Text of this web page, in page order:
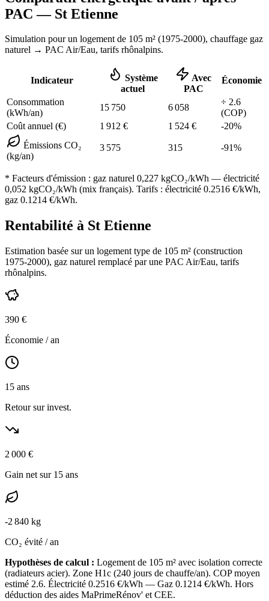
PAC — St Etienne
Simulation pour un logement de 105 m² (1975-2000), chauffage gaz
naturel → PAC Air/Eau, tarifs rhônalpins.
Indicateur
Système
actuel
Avec
PAC
Économie
Consommation
(kWh/an)
15 750 6 058
÷ 2.6
(COP)
Coût annuel (€)
1 912 € 1 524 € -20%
Émissions CO₂
(kg/an)
3 575 315 -91%
* Facteurs d'émission : gaz naturel 0,227 kgCO₂/kWh — électricité
0,052 kgCO₂/kWh (mix français). Tarifs : électricité 0.2516 €/kWh,
gaz 0.1214 €/kWh.
Rentabilité à St Etienne
Estimation basée sur un logement type de 105 m² (construction
1975-2000), gaz naturel remplacé par une PAC Air/Eau, tarifs
rhônalpins.
390 €
Économie / an
15 ans
Retour sur invest.
2 000 €
Gain net sur 15 ans
-2 840 kg
CO₂ évité / an
Hypothèses de calcul : Logement de 105 m² avec isolation correcte
(radiateurs acier). Zone H1c (240 jours de chauffe/an). COP moyen
estimé 2.6. Électricité 0.2516 €/kWh — Gaz 0.1214 €/kWh. Hors
déduction des aides MaPrimeRénov' et CEE.